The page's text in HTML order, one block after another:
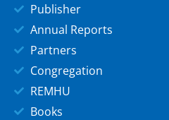
Publisher
Annual Reports
Partners
Congregation
REMHU
Books